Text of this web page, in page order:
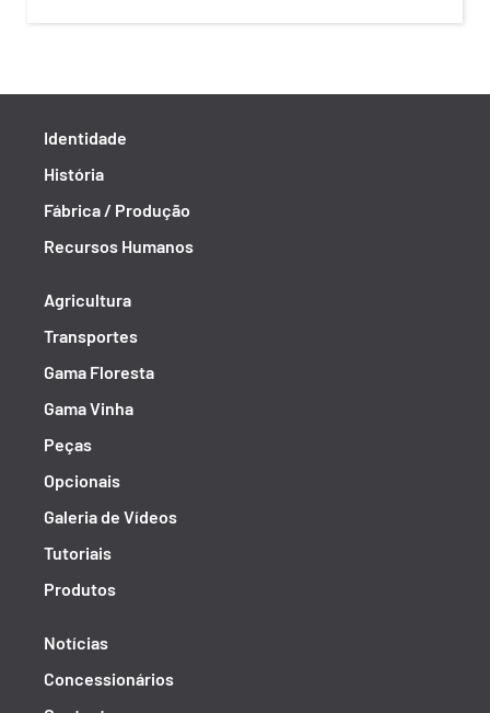
Identidade
História
Fábrica / Produção
Recursos Humanos
Agricultura
Transportes
Gama Floresta
Gama Vinha
Peças
Opcionais
Galeria de Vídeos
Tutoriais
Produtos
Notícias
Concessionários